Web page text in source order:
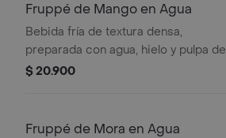
Fruppé de Mango en Agua
Bebida fría de textura densa,
preparada con agua, hielo y pulpa de
mango. Contiene azúcar añadida.
$ 20.900
Fruppé de Mora en Agua